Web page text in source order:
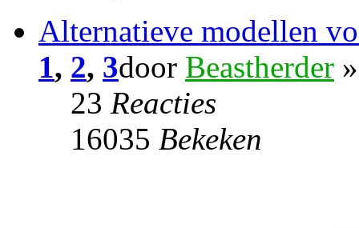
Alternatieve modellen
1, 2, 3door Beastherder
23 Reacties
16035 Bekeken